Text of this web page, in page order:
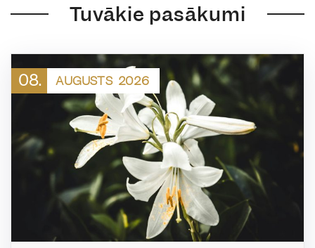
Tuvākie pasākumi
08. AUGUSTS 2026